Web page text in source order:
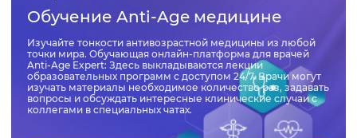
Обучение Anti-Age медицине
Изучайте тонкости антивозрастной медицины из любой
точки мира. Обучающая онлайн-платформа для врачей
Anti-Age Expert: Здесь выкладываются лекции
образовательных программ с доступом 24/7. Врачи могут
изучать материалы необходимое количество раз, задавать
вопросы и обсуждать интересные клинические случаи с
коллегами в специальных чатах.